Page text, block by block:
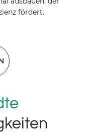
fördert.